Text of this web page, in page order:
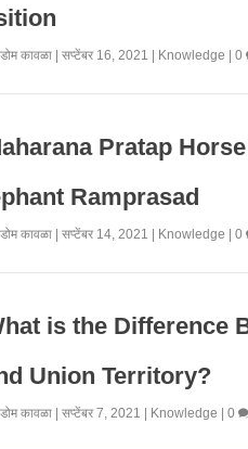
डोम कावळा |सप्टेंबर 16, 2021 Knowledge |0
Pratap
Ramprasad
डोम कावळा |सप्टेंबर 14, 2021 Knowledge |0
is the Difference
Union Territory?
डोम कावळा |सप्टेंबर 7, 2021 Knowledge |0